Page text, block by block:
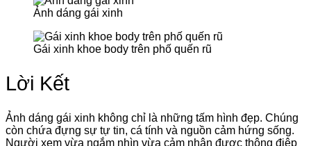
Ảnh dáng gái xinh
Gái xinh khoe body trên phố quến rũ
Lời Kết
Ảnh dáng gái xinh không chỉ là những tấm hình đẹp. Chúng
còn chứa đựng sự tự tin, cá tính và nguồn cảm hứng sống.
Người xem vừa ngắm nhìn vừa cảm nhận được thông điệp